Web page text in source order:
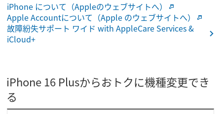
iPhone について（Appleのウェブサイトへ）
Apple Accountについて（Apple のウェブサイトへ）
故障紛失サポート ワイド with AppleCare Services &
iCloud+
iPhone 16 Plusからおトクに機種変更でき
る